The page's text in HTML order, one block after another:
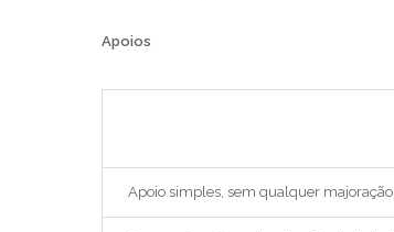
Apoios
Apoio simples, sem qualquer majoração